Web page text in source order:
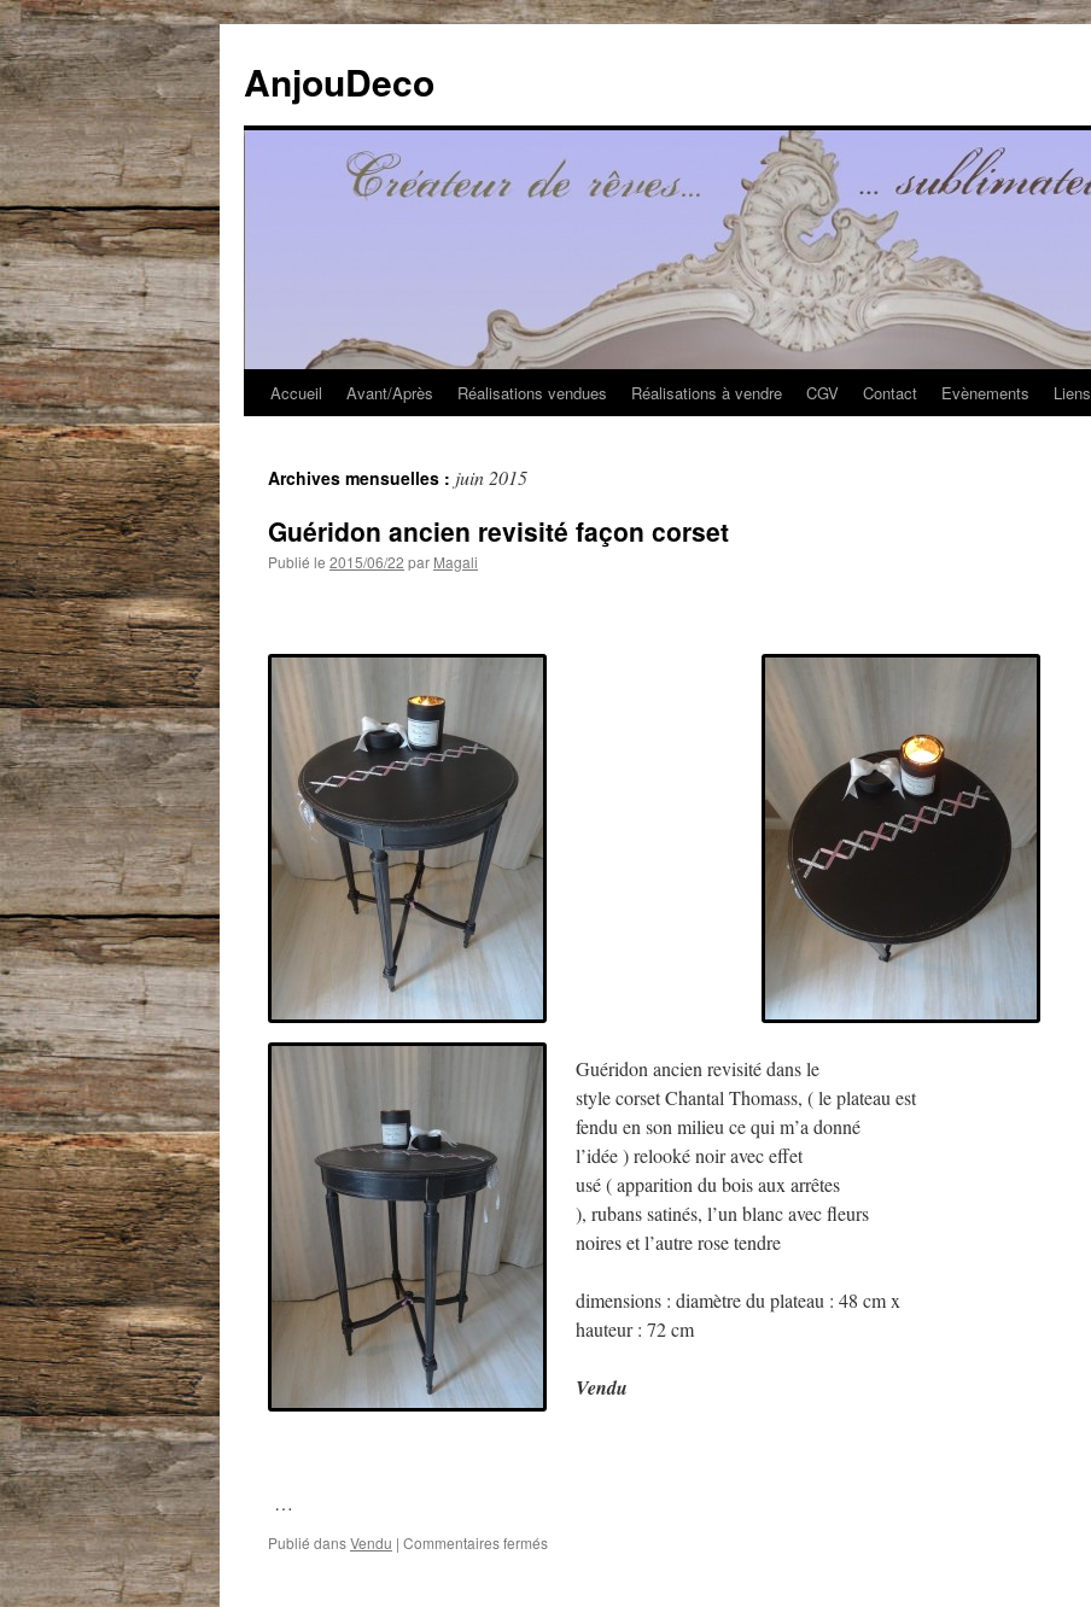
contenu
AnjouDeco
Accueil Avant/Après Réalisations vendues Réalisations à vendre CGV Contact Evènements Liens
Archives mensuelles : juin 2015
Guéridon ancien revisité façon corset
Publié le 2015/06/22 par Magali
Guéridon ancien revisité dans le
style corset Chantal Thomass, ( le plateau est
fendu en son milieu ce qui m’a donné
l’idée ) relooké noir avec effet
usé ( apparition du bois aux arrêtes
), rubans satinés, l’un blanc avec fleurs
noires et l’autre rose tendre
dimensions : diamètre du plateau : 48 cm x
hauteur : 72 cm
Vendu
…
Publié dansVendu | Commentaires ferméssur